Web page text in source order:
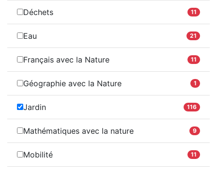
Déchets 11
Eau 21
Français avec la Nature 11
Géographie avec la Nature 1
Jardin 116
Mathématiques avec la nature 9
Mobilité 11